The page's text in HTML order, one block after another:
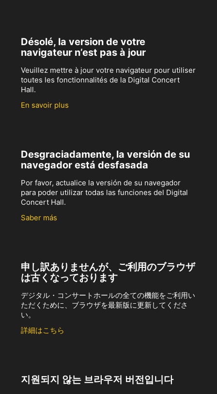
Désolé, la version de votre
navigateur n’est pas à jour
Veuillez mettre à jour votre navigateur pour utiliser
toutes les fonctionnalités de la Digital Concert
Hall.
En savoir plus
Desgraciadamente, la versión de su
navegador está desfasada
Por favor, actualice la versión de su navegador
para poder utilizar todas las funciones del Digital
Concert Hall.
Saber más
申し訳ありませんが、ご利用のブラウザ
は古くなっております
デジタル・コンサートホールの全ての機能をご利用い
ただくために、ブラウザを最新版に更新してくださ
い。
詳細はこちら
지원되지 않는 브라우저 버전입니다